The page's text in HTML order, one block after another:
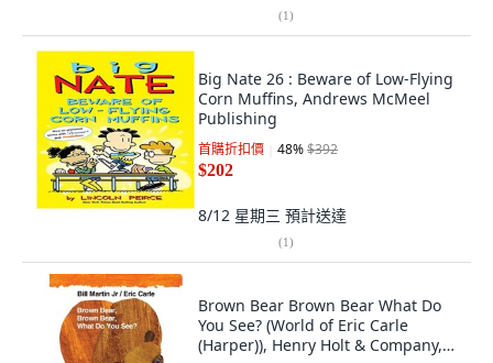
(1)
Big Nate 26 : Beware of Low-Flying
Corn Muffins, Andrews McMeel
Publishing
首購折扣價 48%$392
$202
8/12 星期三 預計送達
(1)
Brown Bear Brown Bear What Do
You See? (World of Eric Carle
(Harper)), Henry Holt & Company,